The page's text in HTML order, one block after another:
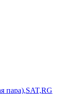
пара),SAT,RG